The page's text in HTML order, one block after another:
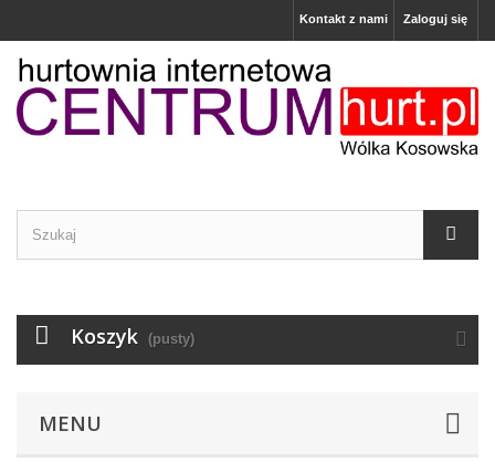
Zaloguj się
Kontakt z nami
Koszyk (pusty)
MENU